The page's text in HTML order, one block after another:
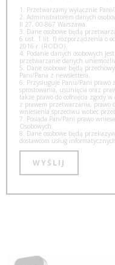
1. Przetwarzamy wyłącznie
2. Administratorem danych
II 27, 00-867 Warszawa.
3. Dane osobowe będą
6 ust. 1 lit. f) rozporządzenia o
2016 r. (RODO).
4. Podanie danych osobowych
przetwarzanie danych
5. Dane osobowe będą
Pani/Pana z newslettera.
6. Przysługuje Panu/Pani prawo
sprostowania, usunięcia oraz
także prawo do cofnięcia zgody
z prawem przetwarzania, prawo
wniesienia sprzeciwu wobec
7. Posiada Pan/Pani prawo
Osobowych.
8. Dane osobowe będą
dostawcom usług informatycznych.